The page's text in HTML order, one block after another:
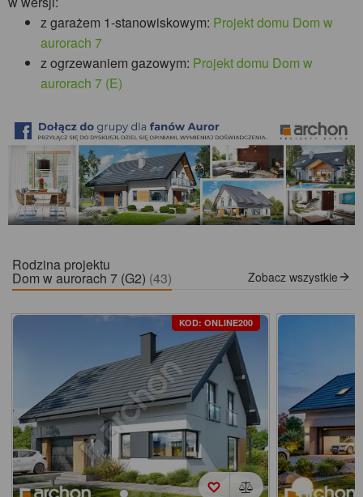
z garażem 1-stanowiskowym: Projekt domu Dom w
aurorach 7
z ogrzewaniem gazowym: Projekt domu Dom w
aurorach 7 (E)
Rodzina projektu
Dom w aurorach 7 (G2) (43) Zobacz wszystkie
KOD: ONLINE200